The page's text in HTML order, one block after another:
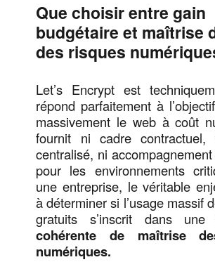
Que choisir entre gain
budgétaire et maîtrise
des risques
Let’s Encrypt est
répond parfaitement à
massivement le web à coût
fournit ni cadre contractuel,
centralisé, ni
pour les environnements
une entreprise, le véritable
à déterminer si l’usage massif
gratuits s’inscrit dans une
cohérente de maîtrise
numériques.